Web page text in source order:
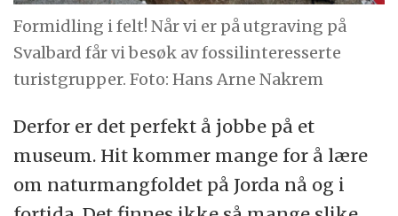
Formidling i felt! Når vi er på utgraving på
Svalbard får vi besøk av fossilinteresserte
turistgrupper. Foto: Hans Arne Nakrem
Derfor er det perfekt å jobbe på et
museum. Hit kommer mange for å lære
om naturmangfoldet på Jorda nå og i